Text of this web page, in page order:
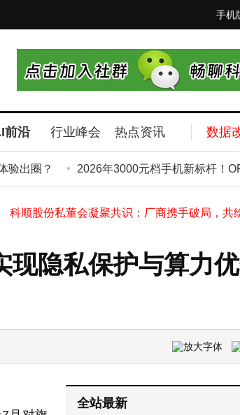
手机
前沿 行业峰会 热点资讯 数据
圈？ 2026年3000元档手机新标杆！
隐私保护与算力
全站最新